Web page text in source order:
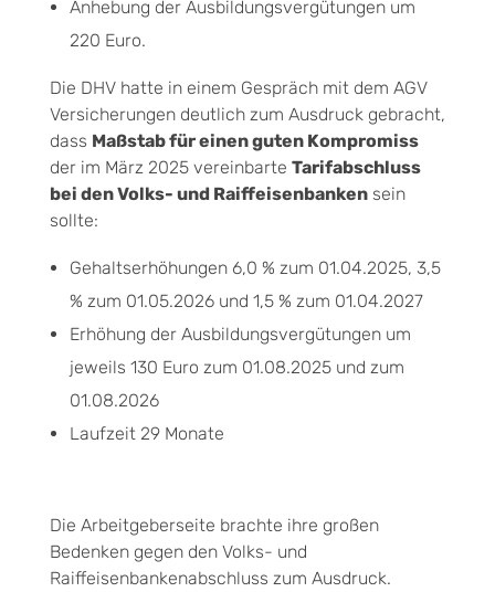
Anhebung der Ausbildungsvergütungen um
220 Euro.
Die DHV hatte in einem Gespräch mit dem AGV
Versicherungen deutlich zum Ausdruck gebracht,
dass Maßstab für einen guten Kompromiss
der im März 2025 vereinbarte Tarifabschluss
bei den Volks- und Raiffeisenbanken sein
sollte:
Gehaltserhöhungen 6,0 % zum 01.04.2025, 3,5
% zum 01.05.2026 und 1,5 % zum 01.04.2027
Erhöhung der Ausbildungsvergütungen um
jeweils 130 Euro zum 01.08.2025 und zum
01.08.2026
Laufzeit 29 Monate
Die Arbeitgeberseite brachte ihre großen
Bedenken gegen den Volks- und
Raiffeisenbankenabschluss zum Ausdruck.